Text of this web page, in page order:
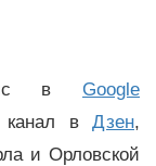
в Google
вДзен,
и Орловской